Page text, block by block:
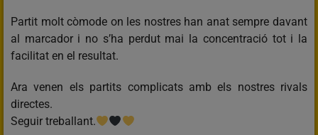
Partit molt còmode on les nostres han anat sempre davant
al marcador i no s’ha perdut mai la concentració tot i la
facilitat en el resultat.
Ara venen els partits complicats amb els nostres rivals
directes.
Seguir treballant.